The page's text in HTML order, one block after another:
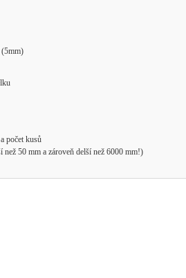
(5mm)
počet kusů
než 50 mm a zároveň delší než 6000 mm!)